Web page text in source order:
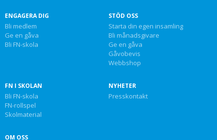
ENGAGERA DIG
Bli medlem
Ge en gåva
Bli FN-skola
STÖD OSS
Starta din egen insamling
Bli månadsgivare
Ge en gåva
Gåvobevis
Webbshop
FN I SKOLAN
Bli FN-skola
FN-rollspel
Skolmaterial
NYHETER
Presskontakt
OM OSS